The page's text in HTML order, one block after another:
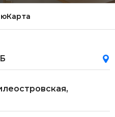
Карта